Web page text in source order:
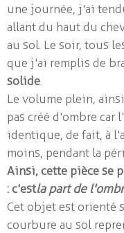
Panser (avec) les
Autres travaux en
Installations
Peace on earth
La part de
Nous ne faisons
Peace on earth
Nos coeurs
Iceberg #02
une journée, j'ai
allant du haut du
au sol. Le soir, tous
que j'ai remplis de
solide.
Le volume plein,
pas créé d'ombre car
identique, de fait, à
moins, pendant la
Ainsi, cette pièce se
: c'estla part de
Cet objet est orienté
courbure au sol